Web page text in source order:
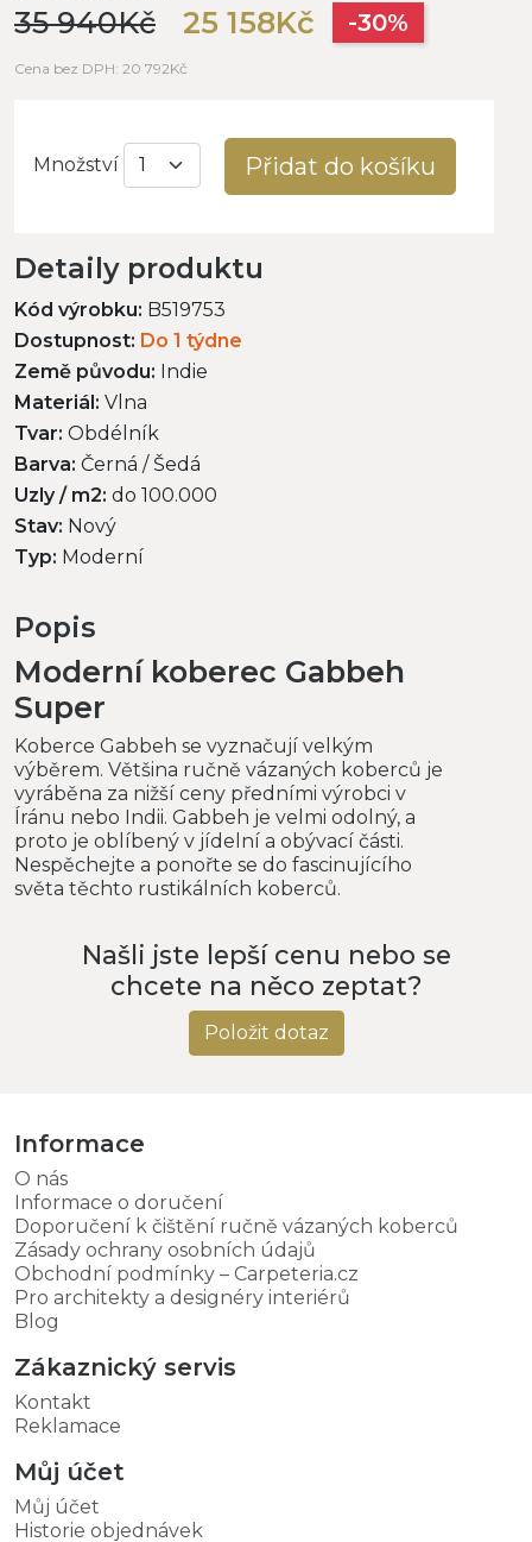
35 940Kč 25 158Kč -30%
Cena bez DPH: 20 792Kč
Množství Přidat do košíku
Detaily produktu
Kód výrobku: B519753
Dostupnost: Do 1 týdne
Země původu: Indie
Materiál: Vlna
Tvar: Obdélník
Barva: Černá / Šedá
Uzly / m2: do 100.000
Stav: Nový
Typ: Moderní
Popis
Moderní koberec Gabbeh
Super
Koberce Gabbeh se vyznačují velkým
výběrem. Většina ručně vázaných koberců je
vyráběna za nižší ceny předními výrobci v
Íránu nebo Indii. Gabbeh je velmi odolný, a
proto je oblíbený v jídelní a obývací části.
Nespěchejte a ponořte se do fascinujícího
světa těchto rustikálních koberců.
Našli jste lepší cenu nebo se
chcete na něco zeptat?
Položit dotaz
Informace
O nás
Informace o doručení
Doporučení k čištění ručně vázaných koberců
Zásady ochrany osobních údajů
Obchodní podmínky – Carpeteria.cz
Pro architekty a designéry interiérů
Blog
Zákaznický servis
Kontakt
Reklamace
Můj účet
Můj účet
Historie objednávek